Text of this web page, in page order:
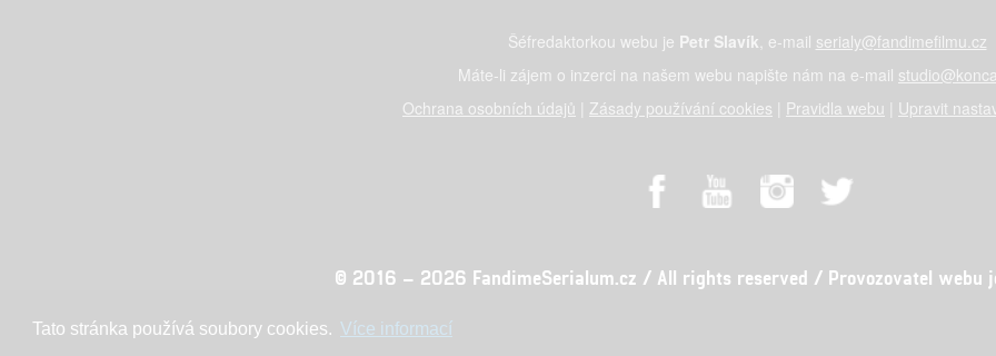
Tato stránka používá soubory cookies. Více informací
Šéfredaktorkou webu je Petr Slavík, e-mail serialy@fandimefilmu.cz
Máte-li zájem o inzerci na našem webu napište nám na e-mail
Ochrana osobních údajů
Zásady používání cookies Pravidla webu Upravit
© 2016 – 2026 FandimeSerialum.cz / All rights reserved / Provozovatel webu